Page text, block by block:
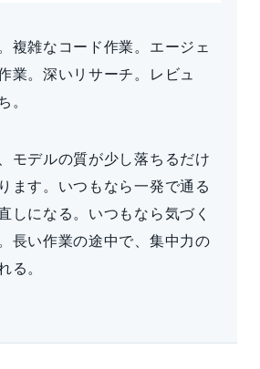
複雑なコード作業。エージェ
業。深いリサーチ。レビュ
。
モデルの質が少し落ちるだけ
ます。いつもなら一発で通る
しになる。いつもなら気づく
長い作業の途中で、集中力の
る。